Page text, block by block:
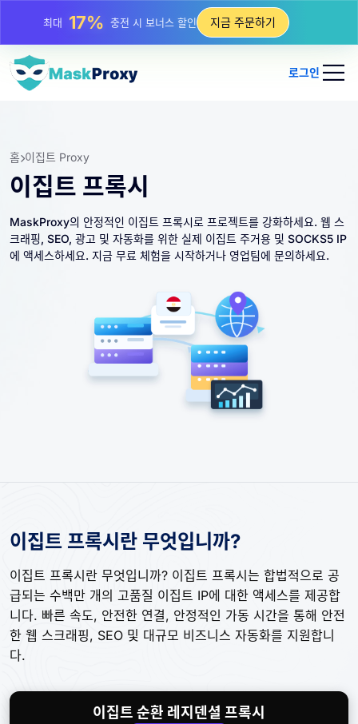
최대25%정적 IP 구매 할인 지금 주문하기
로그인
홈 이집트 Proxy
이집트 프록시
MaskProxy의 안정적인 이집트 프록시로 프로젝트를 강화하세요. 웹 스
크래핑, SEO, 광고 및 자동화를 위한 실제 이집트 주거용 및 SOCKS5 IP
에 액세스하세요. 지금 무료 체험을 시작하거나 영업팀에 문의하세요.
이집트 프록시란 무엇입니까?
이집트 프록시란 무엇입니까? 이집트 프록시는 합법적으로 공
급되는 수백만 개의 고품질 이집트 IP에 대한 액세스를 제공합
니다. 빠른 속도, 안전한 연결, 안정적인 가동 시간을 통해 안전
한 웹 스크래핑, SEO 및 대규모 비즈니스 자동화를 지원합니
다.
이집트 순환 레지덴셜 프록시